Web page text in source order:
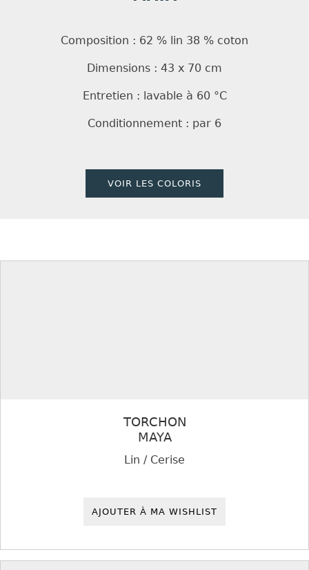
Composition : 62 % lin 38 % coton
Dimensions : 43 x 70 cm
Entretien : lavable à 60 °C
Conditionnement : par 6
VOIR LES COLORIS
TORCHON
MAYA
Lin / Cerise
AJOUTER À MA WISHLIST